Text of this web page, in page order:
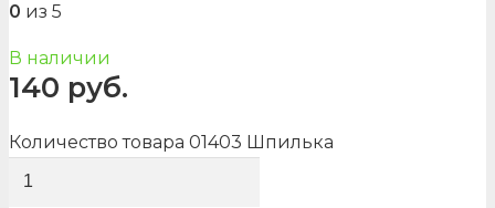
0 из 5
В наличии
140 руб.
Количество товара 01403 Шпилька